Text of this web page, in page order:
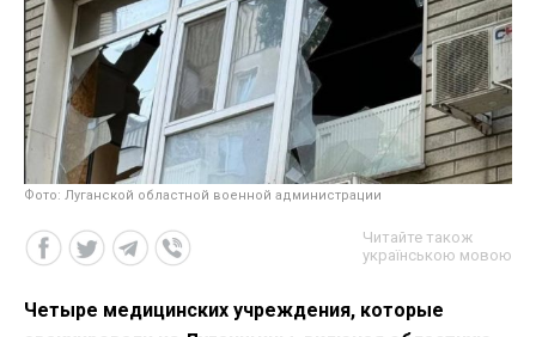
Фото: Луганской областной военной администрации
Читайте також
українською мовою
Четыре медицинских учреждения, которые